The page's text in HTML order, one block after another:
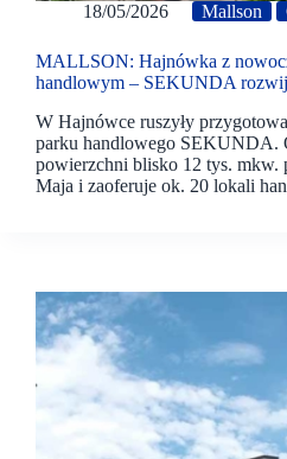
18/05/2026 Mallson
MALLSON: Hajnówka z
handlowym – SEKUNDA
W Hajnówce ruszyły
parku handlowego SEKUNDA.
powierzchni blisko 12 tys. mkw.
Maja i zaoferuje ok. 20 lokali